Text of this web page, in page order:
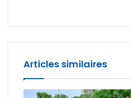
Articles similaires